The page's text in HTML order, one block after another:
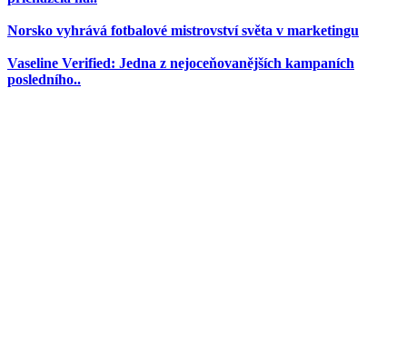
Norsko vyhrává fotbalové mistrovství světa v marketingu
Vaseline Verified: Jedna z nejoceňovanějších kampaních
posledního..